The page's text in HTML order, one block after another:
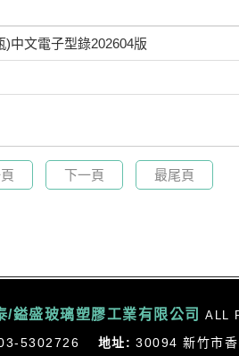
中文電子型錄202604版
下一頁 最尾頁
/鎰盛玻璃塑膠工業有限公司 ALL
5302726 地址: 30094 新竹市